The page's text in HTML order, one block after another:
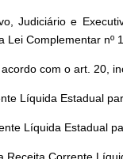
Judiciário e
Complementar nº
com o art. 20,
Líquida Estadual
Líquida Estadual